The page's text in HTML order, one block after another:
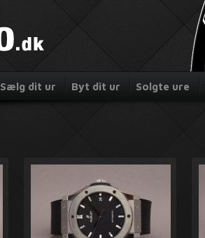
Sælg dit ur Byt dit ur Solgte ure